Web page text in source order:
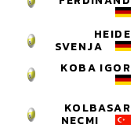
HEIDE
SVENJA
KOBA IGOR
KOLBASAR
NECMI